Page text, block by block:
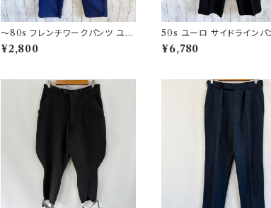
〜80s フレンチワークパンツ ユー
ロワーク コットンパンツ
¥2,800
50s ユーロ サイドラインパ
ールパンツ ワイドスラックド
ンツ
¥6,780